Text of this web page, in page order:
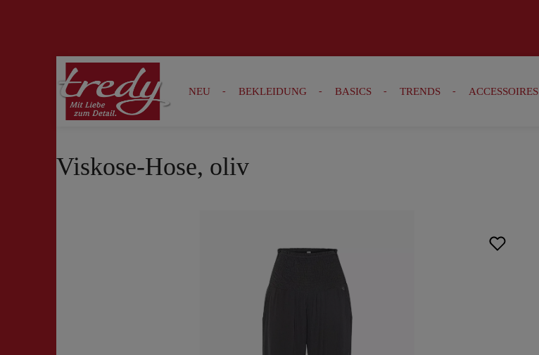
Zur Suche springen Zur Hauptnavigation springen
NEU BEKLEIDUNG BASICS TRENDS ACCESSOIRES
Viskose-Hose, oliv